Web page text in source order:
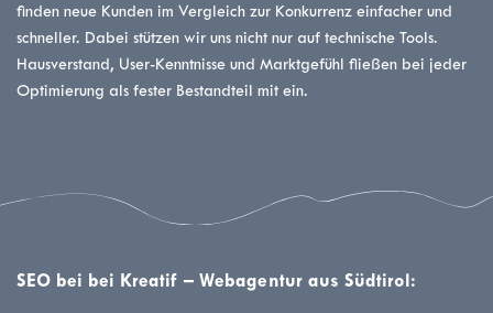
finden neue Kunden im Vergleich zur Konkurrenz einfacher und
schneller. Dabei stützen wir uns nicht nur auf technische Tools.
Hausverstand, User-Kenntnisse und Marktgefühl fließen bei jeder
Optimierung als fester Bestandteil mit ein.
SEO bei bei Kreatif – Webagentur aus Südtirol: